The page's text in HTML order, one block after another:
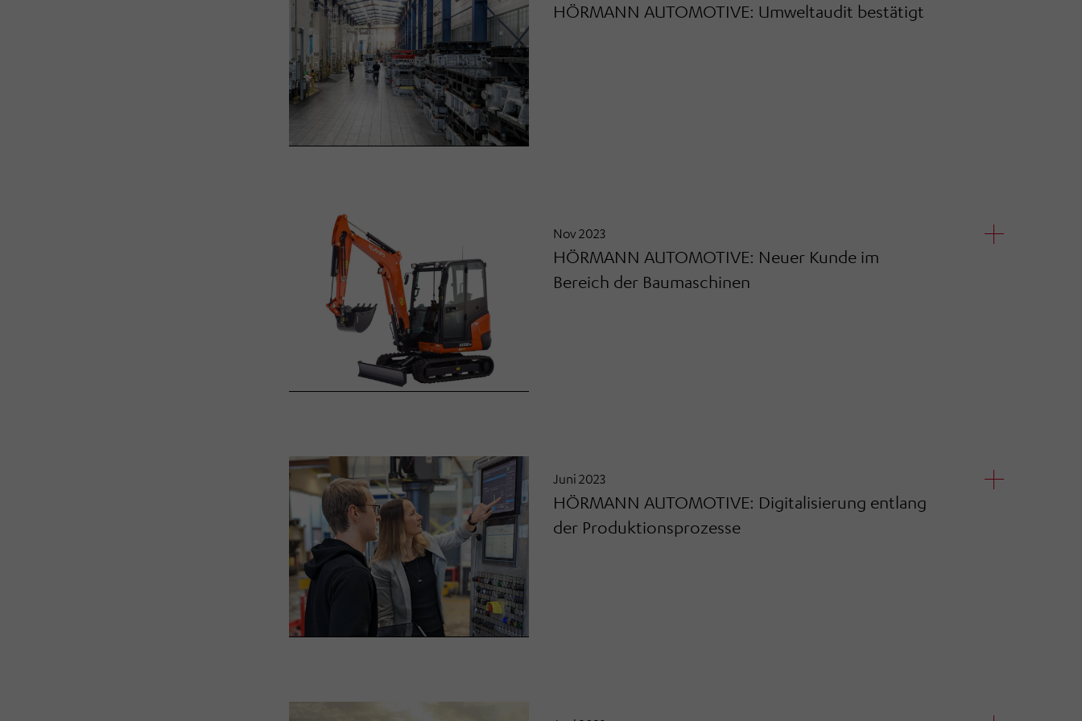
HÖRMANN AUTOMOTIVE: Umweltaudit bestätigt
Nov 2023
HÖRMANN AUTOMOTIVE: Neuer Kunde im
Bereich der Baumaschinen
Juni 2023
HÖRMANN AUTOMOTIVE: Digitalisierung entlang
der Produktionsprozesse